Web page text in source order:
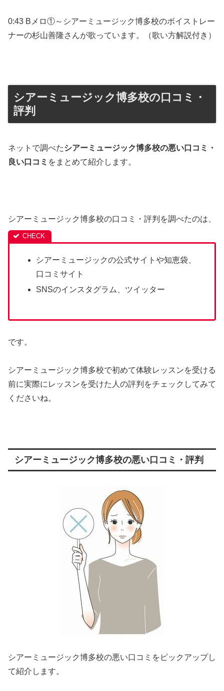
0:43 Bメロ①～シアーミュージック博多校のボイストレー
ナーの杉山善隆さんが歌っています。（歌い方解説付き）
シアーミュージック博多校の口コミ・
評判
ネットで調べたシアーミュージック博多校の悪い口コミ・
良い口コミ をまとめて紹介します。
シアーミュージック博多校の口コミ・評判を調べたのは、
シアーミュージックの公式サイトや知恵袋、
口コミサイト
SNSのインスタグラム、ツイッター
です。
シアーミュージック博多校で初めて体験レッスンを受ける
前に実際にレッスンを受けた人の評判をチェックしてみて
くださいね。
シアーミュージック博多校の悪い口コミ・評判
シアーミュージック博多校の悪い口コミをピックアップし
て紹介します。